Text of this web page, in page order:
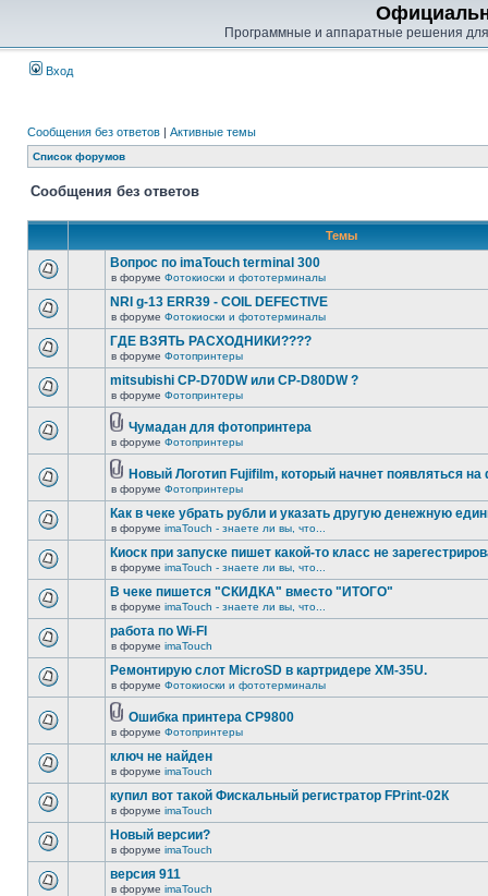
Программные и аппаратные решения
Вход
Сообщения без ответов | Активные темы
Список форумов
Сообщения без ответов
Темы
Вопрос по imaTouch terminal 300
в форуме Фотокиоски и фототерминалы
NRI g-13 ERR39 - COIL DEFECTIVE
в форуме Фотокиоски и фототерминалы
ГДЕ ВЗЯТЬ РАСХОДНИКИ????
в форуме Фотопринтеры
mitsubishi CP-D70DW или CP-D80DW ?
в форуме Фотопринтеры
Чумадан для фотопринтера
в форуме Фотопринтеры
Новый Логотип Fujifilm, который начнет появляться на
в форуме Фотопринтеры
Как в чеке убрать рубли и указать другую денежную
в форуме imaTouch - знаете ли вы, что...
Киоск при запуске пишет какой-то класс не
в форуме imaTouch - знаете ли вы, что...
В чеке пишется "СКИДКА" вместо "ИТОГО"
в форуме imaTouch - знаете ли вы, что...
работа по Wi-FI
в форуме imaTouch
Ремонтирую слот MicroSD в картридере XM-35U.
в форуме Фотокиоски и фототерминалы
Ошибка принтера CP9800
в форуме Фотопринтеры
ключ не найден
в форуме imaTouch
купил вот такой Фискальный регистратор FPrint-02К
в форуме imaTouch
Новый версии?
в форуме imaTouch
версия 911
в форуме imaTouch